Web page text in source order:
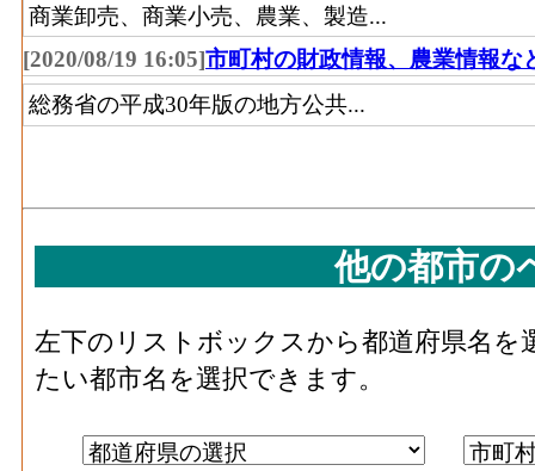
物
根来寺庭園
名勝
岩出市
粉河寺庭園
名勝
紀の川
市
天然記念
物
すさみ
町
那智勝
浦町
和歌山城西之丸庭園(紅
葉渓庭園)
名勝
和歌山
養翠園
名勝
和歌山
商業卸売、商業小売、農業、製造...
[2020/08/19 16:05]市町村の財政情報、農業情報な
総務省の平成30年版の地方公共...
他の都市の
左下のリストボックスから都道府県名
たい都市名を選択できます。